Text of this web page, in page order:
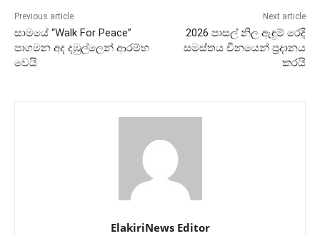
Previous article
සාමයේ “Walk For Peace”
පාගමන අද දඹුල්ලෙන් ආරම්භ
වෙයි
Next article
2026 පාසල් නිල ඇඳුම් රෙදි
සමස්තය චීනයෙන් ප්‍රදානය
කරයි
ElakiriNews Editor